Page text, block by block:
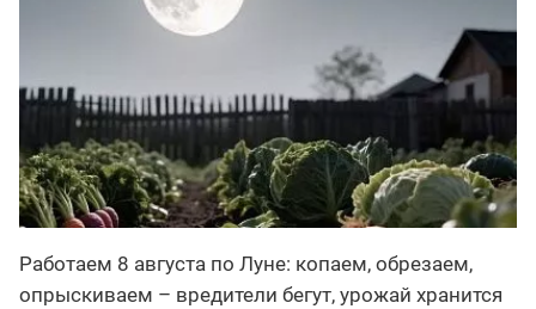
Работаем 8 августа по Луне: копаем, обрезаем,
опрыскиваем – вредители бегут, урожай хранится